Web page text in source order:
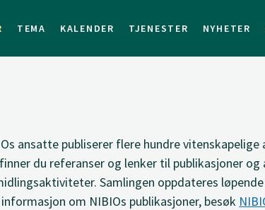
TEMA KALENDER TJENESTER NYHETER
ansatte publiserer flere hundre
du referanser og lenker til publikasjoner
Samlingen oppdateres
om NIBIOs publikasjoner, besøk